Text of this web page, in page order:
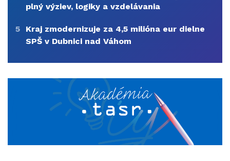
plný výziev, logiky a vzdelávania
5
Kraj zmodernizuje za 4,5 milióna eur dielne
SPŠ v Dubnici nad Váhom